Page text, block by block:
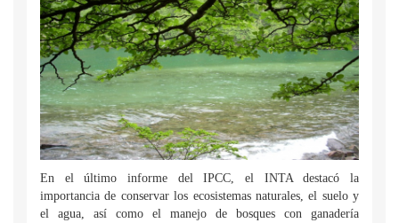
En el último informe del IPCC, el INTA destacó la
importancia de conservar los ecosistemas naturales, el suelo y
el agua, así como el manejo de bosques con ganadería